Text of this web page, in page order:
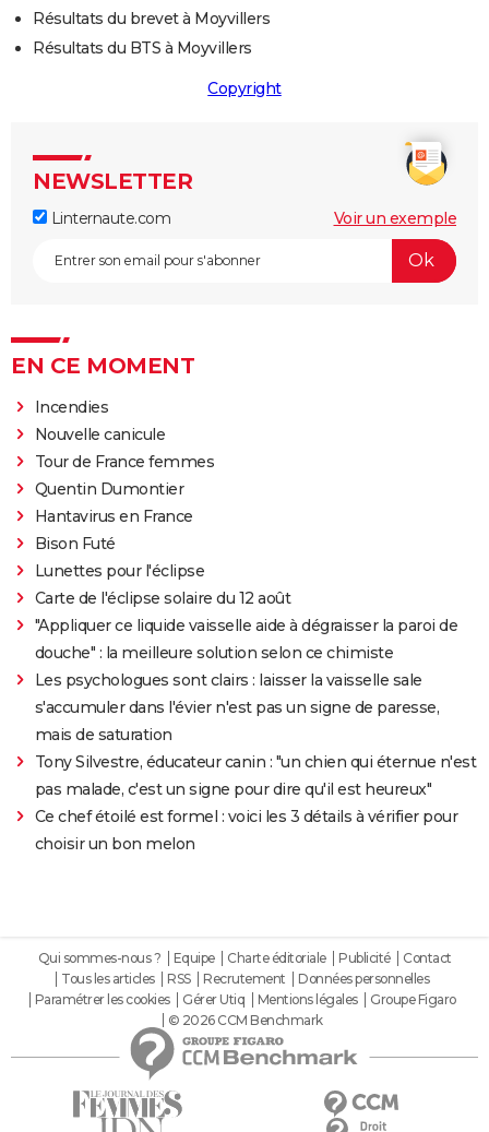
Résultats du brevet à Moyvillers
Résultats du BTS à Moyvillers
Copyright
NEWSLETTER
Linternaute.com Voir un exemple
EN CE MOMENT
Incendies
Nouvelle canicule
Tour de France femmes
Quentin Dumontier
Hantavirus en France
Bison Futé
Lunettes pour l'éclipse
Carte de l'éclipse solaire du 12 août
"Appliquer ce liquide vaisselle aide à dégraisser la paroi de
douche" : la meilleure solution selon ce chimiste
Les psychologues sont clairs : laisser la vaisselle sale
s'accumuler dans l'évier n'est pas un signe de paresse,
mais de saturation
Tony Silvestre, éducateur canin : "un chien qui éternue n'est
pas malade, c'est un signe pour dire qu'il est heureux"
Ce chef étoilé est formel : voici les 3 détails à vérifier pour
choisir un bon melon
Qui sommes-nous ? Equipe Charte éditoriale Publicité
Contact
Tous les articles
RSS Recrutement
Données personnelles
Paramétrer les cookies
Gérer Utiq Mentions légales
Groupe Figaro
© 2026 CCM Benchmark